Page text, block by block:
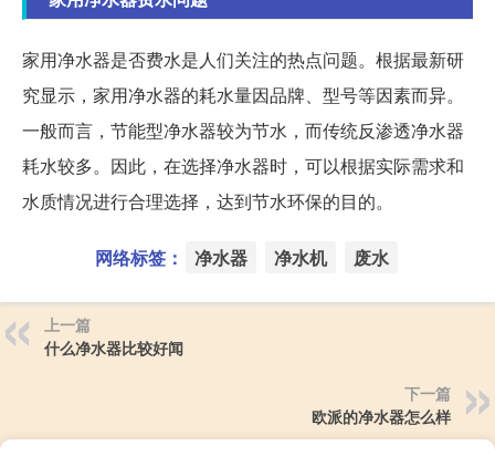
家用净水器是否费水是人们关注的热点问题。根据最新研
究显示，家用净水器的耗水量因品牌、型号等因素而异。
一般而言，节能型净水器较为节水，而传统反渗透净水器
耗水较多。因此，在选择净水器时，可以根据实际需求和
水质情况进行合理选择，达到节水环保的目的。
网络标签： 净水器 净水机 废水
上一篇
什么净水器比较好闻
下一篇
欧派的净水器怎么样